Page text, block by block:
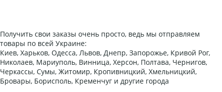
Получить свои заказы очень просто, ведь мы отправляем
товары по всей Украине:
Киев, Харьков, Одесса, Львов, Днепр, Запорожье, Кривой Рог,
Николаев, Мариуполь, Винница, Херсон, Полтава, Чернигов,
Черкассы, Сумы, Житомир, Кропивницкий, Хмельницкий,
Бровары, Борисполь, Кременчуг и другие города